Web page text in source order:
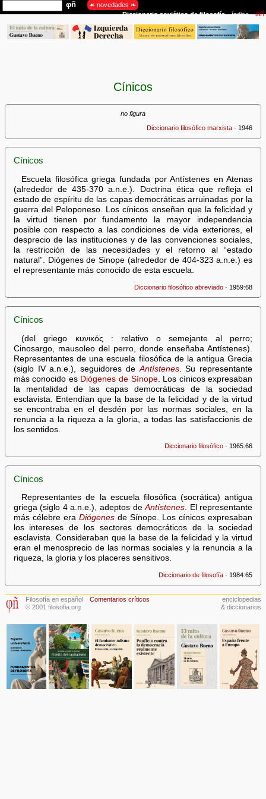
Cínicos
no figura
Diccionario filosófico marxista · 1946
Cínicos
Escuela filosófica griega fundada por Antístenes en Atenas
(alrededor de 435-370 a.n.e.). Doctrina ética que refleja el
estado de espíritu de las capas democráticas arruinadas por la
guerra del Peloponeso. Los cínicos enseñan que la felicidad y
la virtud tienen por fundamento la mayor independencia
posible con respecto a las condiciones de vida exteriores, el
desprecio de las instituciones y de las convenciones sociales,
la restricción de las necesidades y el retorno al “estado
natural”. Diógenes de Sinope (alrededor de 404-323 a.n.e.) es
el representante más conocido de esta escuela.
Diccionario filosófico abreviado · 1959:68
Cínicos
(del griego κυνικός : relativo o semejante al perro;
Cinosargo, mausoleo del perro, donde enseñaba Antístenes).
Representantes de una escuela filosófica de la antigua Grecia
(siglo IV a.n.e.), seguidores de Antístenes. Su representante
más conocido es Diógenes de Sínope. Los cínicos expresaban
la mentalidad de las capas democráticas de la sociedad
esclavista. Entendían que la base de la felicidad y de la virtud
se encontraba en el desdén por las normas sociales, en la
renuncia a la riqueza a la gloria, a todas las satisfaccionis de
los sentidos.
Diccionario filosófico · 1965:66
Cínicos
Representantes de la escuela filosófica (socrática) antigua
griega (siglo 4 a.n.e.), adeptos deAntístenes. El representante
más célebre era Diógenesde Sínope. Los cínicos expresaban
los intereses de los sectores democráticos de la sociedad
esclavista. Consideraban que la base de la felicidad y la virtud
eran el menosprecio de las normas sociales y la renuncia a la
riqueza, la gloria y los placeres sensitivos.
Diccionario de filosofía · 1984:65
Filosofía en español
© 2001 filosofia.org
Comentarios críticos
enciclopedias
& diccionarios